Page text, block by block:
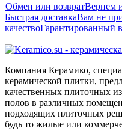
Обмен или возвратВернем
Быстрая доставкаВам не
качествоГарантированный
Компания Керамико,
керамической плитки,
качественных плиточных
полов в различных
подходящих плиточных
будь то жилые или